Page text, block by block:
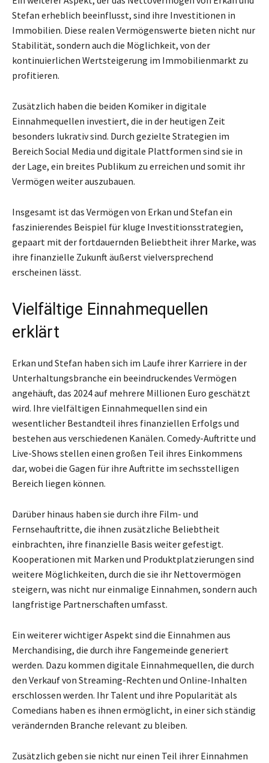
Stefan erheblich beeinflusst, sind ihre Investitionen in
Immobilien. Diese realen Vermögenswerte bieten nicht nur
Stabilität, sondern auch die Möglichkeit, von der
kontinuierlichen Wertsteigerung im Immobilienmarkt zu
profitieren.
Zusätzlich haben die beiden Komiker in digitale
Einnahmequellen investiert, die in der heutigen Zeit
besonders lukrativ sind. Durch gezielte Strategien im
Bereich Social Media und digitale Plattformen sind sie in
der Lage, ein breites Publikum zu erreichen und somit ihr
Vermögen weiter auszubauen.
Insgesamt ist das Vermögen von Erkan und Stefan ein
faszinierendes Beispiel für kluge Investitionsstrategien,
gepaart mit der fortdauernden Beliebtheit ihrer Marke, was
ihre finanzielle Zukunft äußerst vielversprechend
erscheinen lässt.
Vielfältige Einnahmequellen
erklärt
Erkan und Stefan haben sich im Laufe ihrer Karriere in der
Unterhaltungsbranche ein beeindruckendes Vermögen
angehäuft, das 2024 auf mehrere Millionen Euro geschätzt
wird. Ihre vielfältigen Einnahmequellen sind ein
wesentlicher Bestandteil ihres finanziellen Erfolgs und
bestehen aus verschiedenen Kanälen. Comedy-Auftritte und
Live-Shows stellen einen großen Teil ihres Einkommens
dar, wobei die Gagen für ihre Auftritte im sechsstelligen
Bereich liegen können.
Darüber hinaus haben sie durch ihre Film- und
Fernsehauftritte, die ihnen zusätzliche Beliebtheit
einbrachten, ihre finanzielle Basis weiter gefestigt.
Kooperationen mit Marken und Produktplatzierungen sind
weitere Möglichkeiten, durch die sie ihr Nettovermögen
steigern, was nicht nur einmalige Einnahmen, sondern auch
langfristige Partnerschaften umfasst.
Ein weiterer wichtiger Aspekt sind die Einnahmen aus
Merchandising, die durch ihre Fangemeinde generiert
werden. Dazu kommen digitale Einnahmequellen, die durch
den Verkauf von Streaming-Rechten und Online-Inhalten
erschlossen werden. Ihr Talent und ihre Popularität als
Comedians haben es ihnen ermöglicht, in einer sich ständig
verändernden Branche relevant zu bleiben.
Zusätzlich geben sie nicht nur einen Teil ihrer Einnahmen